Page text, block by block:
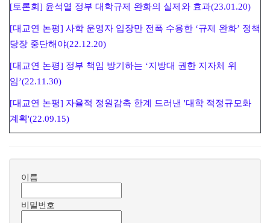
[토론회] 윤석열 정부 대학규제 완화의 실제와 효과(23.01.20)
[대교연 논평] 사학 운영자 입장만 전폭 수용한 ‘규제 완화’ 정책
당장 중단해야(22.12.20)
[대교연 논평] 정부 책임 방기하는 ‘지방대 권한 지자체 위
임’(22.11.30)
[대교연 논평] 자율적 정원감축 한계 드러낸 '대학 적정규모화
계획'(22.09.15)
이름
비밀번호